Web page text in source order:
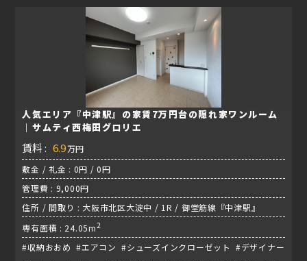
人気エリア『中津駅』の家賃7万円台の隠れ家ワンルーム
｜サムティ西梅田グロリエ
賃料 : 6.9万円
敷金 / 礼金 : 0円 / 0円
管理費 : 9,000円
住所 / 間取り : 大阪市北区大淀中 / 1R / 御堂筋線『中津駅』
専有面積 : 24.05m2
#収納おおめ #エアコン #シューズインクローゼット #デザイナー